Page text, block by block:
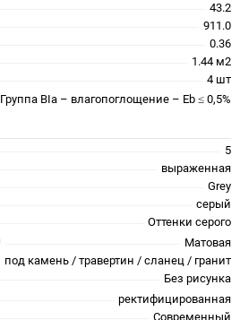
43.2
911.0
0.36
1.44 м2
4 шт
Группа BIa – влагопоглощение – Eb ≤ 0,5%
5
выраженная
Grey
серый
Оттенки серого
Матовая
под камень / травертин / сланец / гранит
Без рисунка
ректифицированная
Современный